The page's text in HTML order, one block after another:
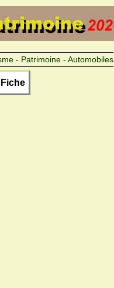
- Patrimoine - Automobiles